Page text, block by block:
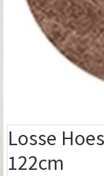
Losse
122cm